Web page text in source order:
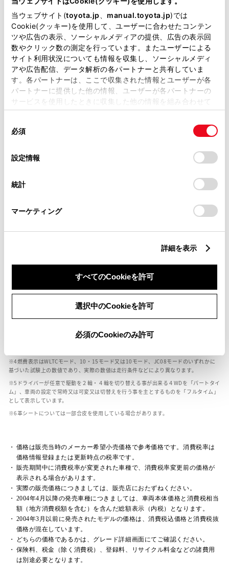
当ウェブサイト(toyota.jp manual.toyota.jp)では
Cookie(クッキー)を使用して、ユーザーに合わせたコンテン
ツや広告の表示、ソーシャルメディアの提供、広告の表示回
数やクリック数の測定を行っています。またユーザーによる
サイト利用状況についても情報を収集し、ソーシャルメディ
アや広告配信、データ解析の各パートナーと共有していま
す。各パートナーは、ここで収集された情報とユーザーが各
パートナーに提供した他の情報、ユーザーが各パートナーの
サービスを使用したときに収集した他の情報を組み合わせて
使用することがあります。当ウェブサイトの使用を続行する
デバイスにすべてのCookie(クッキー)が保存されることに同
意したことになります。Cookie(クッキー)のオプトアウト、
設定の変更、同意を撤回したりするにあたっては、当社の
「Cookie（クッキー）情報の取り扱いについて
」をご覧くだ
必須
設定情報
統計
マーケティング
詳細を表示
すべてのCookieを許可
選択中のCookieを許可
必須のCookieのみ許可
ホイールベース ※1
2465mm
トレッド前／後
1460/1440mm
室内長×室内幅× 室内高
1795 × 1420×1090mm
車両重量
1120kg
燃料・性能・詳細スペック
装備・オプション
ボディカラー
車の種類、仕様により数値が複数ある場合とサスペンション形式などにより、ホイ
ールベースが左右で数値が異なる場合がございます。
エンジン仕様により、×2の表記がしてある場合がございます。（ロータリーエンジ
車の種類、仕様により燃料タンクが二つある場合と異なる燃料タンクが二つある場
燃費表示はWLTCモード、10・15モード又は10モード、JC08モードのいずれかに
基づいた試験上の数値であり、実際の数値は走行条件などにより異なります。
ドライバーが任意で駆動を２輪・４輪を切り替える事が出来る４WDを「パートタイ
ム」、車両の設定で常時又は可変又は切替えを行う事を主とするものを「フルタイム」
として表示しています。
革シートについては一部合皮を使用している場合があります。
価格は販売当時のメーカー希望小売価格で参考価格です。消費税率は
価格情報登録または更新時点の税率です。
販売期間中に消費税率が変更された車種で、消費税率変更前の価格が
表示される場合があります。
実際の販売価格につきましては、販売店におたずねください。
2004年4月以降の発売車種につきましては、車両本体価格と消費税相当
額（地方消費税額を含む）を含んだ総額表示（内税）となります。
2004年3月以前に発売されたモデルの価格は、消費税込価格と消費税抜
価格が混在しています。
どちらの価格であるかは、グレード詳細画面にてご確認ください。
保険料、税金（除く消費税）、登録料、リサイクル料金などの諸費用
は別途必要となります。